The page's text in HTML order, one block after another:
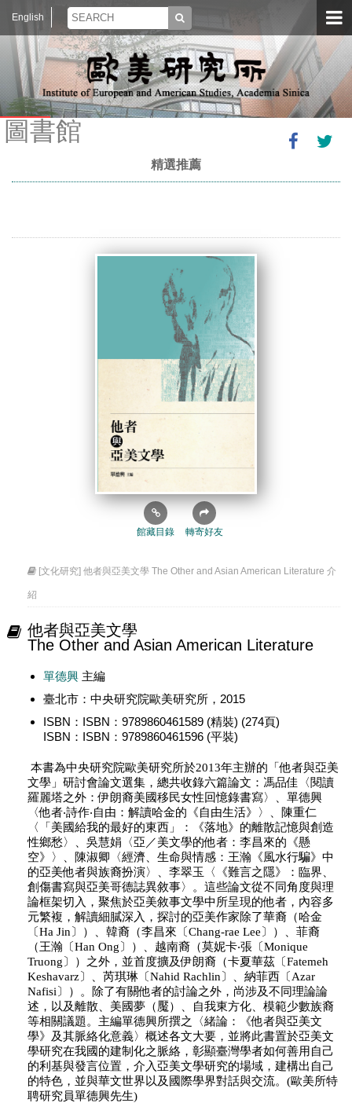
English
圖書館
精選推薦
館藏目錄 轉寄好友
[文化研究] 他者與亞美文學 The Other and Asian American Literature 介
紹
他者與亞美文學
The Other and Asian American Literature
單德興主編
臺北市：中央研究院歐美研究所，2015
ISBN：ISBN：9789860461589 (精裝) (274頁)
ISBN：ISBN：9789860461596 (平裝)
本書為中央研究院歐美研究所於2013年主辦的「他者與亞美
文學」研討會論文選集，總共收錄六篇論文：馮品佳〈閱讀
羅麗塔之外：伊朗裔美國移民女性回憶錄書寫〉、單德興
〈他者‧詩作‧自由：解讀哈金的《自由生活》〉、陳重仁
〈「美國給我的最好的東西」：《落地》的離散記憶與創造
性鄉愁〉、吳慧娟〈亞／美文學的他者：李昌來的《懸
空》〉、陳淑卿〈經濟、生命與情感：王瀚《風水行騙》中
的亞美他者與族裔扮演〉、李翠玉〈《難言之隱》：臨界、
創傷書寫與亞美哥德誌異敘事〉。這些論文從不同角度與理
論框架切入，聚焦於亞美敘事文學中所呈現的他者，內容多
元繁複，解讀細膩深入，探討的亞美作家除了華裔（哈金
〔Ha Jin〕）、韓裔（李昌來〔Chang-rae Lee〕）、菲裔
（王瀚〔Han Ong〕）、越南裔（莫妮卡‧張〔Monique
Truong〕）之外，並首度擴及伊朗裔（卡夏華茲〔Fatemeh
Keshavarz〕、芮琪琳〔Nahid Rachlin〕、納菲西〔Azar
Nafisi〕）。除了有關他者的討論之外，尚涉及不同理論論
述，以及離散、美國夢（魘）、自我東方化、模範少數族裔
等相關議題。主編單德興所撰之〈緒論：《他者與亞美文
學》及其脈絡化意義〉概述各文大要，並將此書置於亞美文
學研究在我國的建制化之脈絡，彰顯臺灣學者如何善用自己
的利基與發言位置，介入亞美文學研究的場域，建構出自己
的特色，並與華文世界以及國際學界對話與交流。(歐美所特
聘研究員單德興先生)